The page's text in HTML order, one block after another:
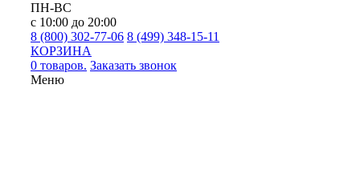
ПН-ВС
с 10:00 до 20:00
8 (800) 302-77-06 8 (499) 348-15-11
КОРЗИНА
0 товаров. Заказать звонок
Меню